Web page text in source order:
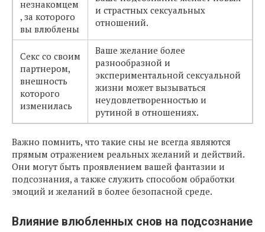
незнакомцем
, за которого
вы влюблены
и страстных сексуальных
отношений.
Секс со своим
партнером,
внешность
которого
изменилась
Ваше желание более
разнообразной и
экспериментальной сексуальной
жизни может вызываться
неудовлетворенностью и
рутиной в отношениях.
Важно помнить, что такие сны не всегда являются
прямым отражением реальных желаний и действий.
Они могут быть проявлением вашей фантазии и
подсознания, а также служить способом обработки
эмоций и желаний в более безопасной среде.
Влияние влюбленных снов на подсознание